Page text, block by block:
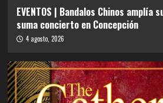
EVENTOS | Bandalos Chinos amplía
suma concierto en Concepción
4 agosto, 2026